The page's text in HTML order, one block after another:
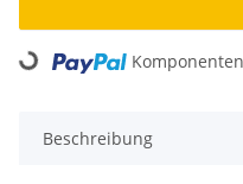
Loading...
Beschreibung